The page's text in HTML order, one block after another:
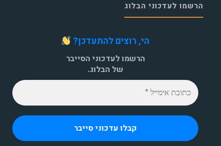
הרשמו לעדכוני הבלוג
הי, רוצים להתעדכן?
הרשמו לעדכוני הסייבר
של הבלוג.